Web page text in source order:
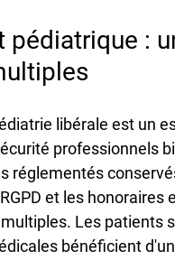
pédiatrique :
libérale est un
professionnels
réglementés
et les
Les patients
bénéficient